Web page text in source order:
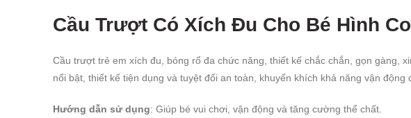
Cầu Trượt Có Xích Đu Cho Bé Hình
Cầu trượt trẻ em xích đu, bóng rổ đa chức năng, thiết kế chắc chắn, gọn gàng,
nổi bật, thiết kế tiện dụng và tuyệt đối an toàn, khuyến khích khả năng vận động
Hướng dẫn sử dụng: Giúp bé vui chơi, vận động và tăng cường thể chất.